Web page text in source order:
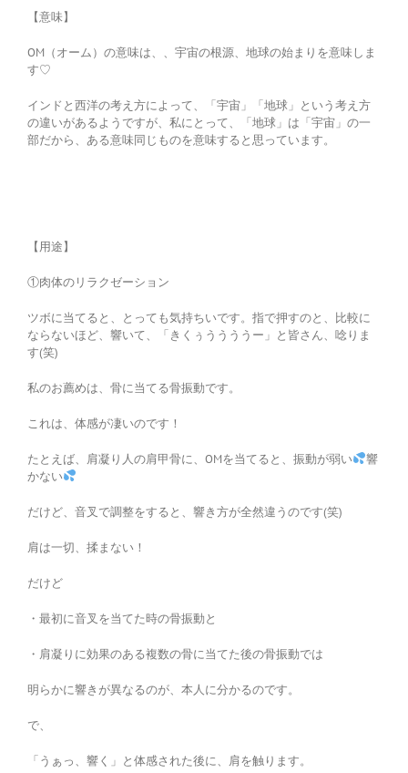
【意味】
OM（オーム）の意味は、、宇宙の根源、地球の始まりを意味しま
す♡
インドと西洋の考え方によって、「宇宙」「地球」という考え方
の違いがあるようですが、私にとって、「地球」は「宇宙」の一
部だから、ある意味同じものを意味すると思っています。
【用途】
①肉体のリラクゼーション
ツボに当てると、とっても気持ちいです。指で押すのと、比較に
ならないほど、響いて、「きくぅううううー」と皆さん、唸りま
す(笑)
私のお薦めは、骨に当てる骨振動です。
これは、体感が凄いのです！
たとえば、肩凝り人の肩甲骨に、OMを当てると、振動が弱い
響
かない
だけど、音叉で調整をすると、響き方が全然違うのです(笑)
肩は一切、揉まない！
だけど
・最初に音叉を当てた時の骨振動と
・肩凝りに効果のある複数の骨に当てた後の骨振動では
明らかに響きが異なるのが、本人に分かるのです。
で、
「うぁっ、響く」と体感された後に、肩を触ります。